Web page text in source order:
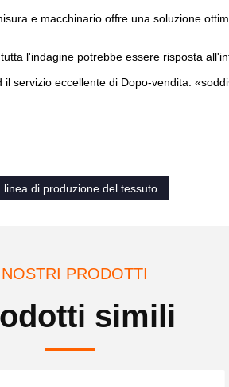
e macchinario offre una soluzione
l'indagine potrebbe essere risposta
servizio eccellente di Dopo-vendita:
linea di produzione del tessuto
PRODOTTI
simili